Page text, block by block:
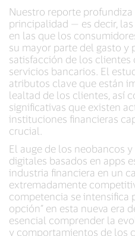
Nuestro reporte
principalidad — es decir,
en las que los
su mayor parte del gasto y
satisfacción de los clientes
servicios bancarios. El
atributos clave que están
lealtad de los clientes, así
significativas que existen
instituciones financieras
crucial.
El auge de los neobancos
digitales basados en apps
industria financiera en un
extremadamente
competencia se intensifica
opción” en esta nueva era
esencial comprender la
y comportamientos de los